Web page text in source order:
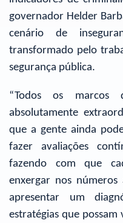
governador Helder
cenário de
transformado pelo
segurança pública.
“Todos os marcos
absolutamente
que a gente ainda
fazer avaliações
fazendo com que
enxergar nos
apresentar um
estratégias que possam